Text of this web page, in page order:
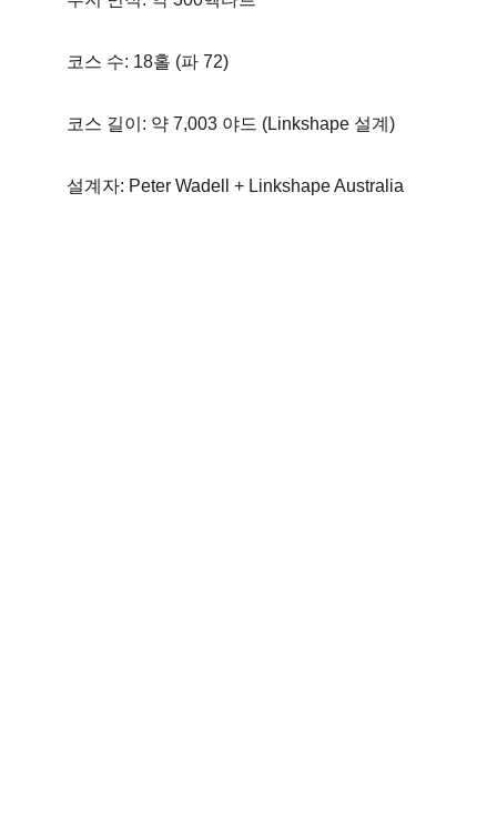
코스 수: 18홀 (파 72)
코스 길이: 약 7,003 야드 (Linkshape 설계)
설계자: Peter Wadell + Linkshape Australia